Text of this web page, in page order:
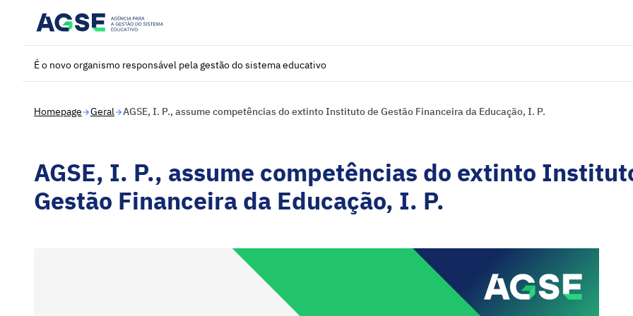
É o novo organismo responsável pela gestão do sistema educativo
Homepage Geral AGSE, I. P., assume competências do extinto Instituto de Gestão Financeira da Educação, I. P.
AGSE, I. P., assume competências do extinto
Gestão Financeira da Educação, I. P.